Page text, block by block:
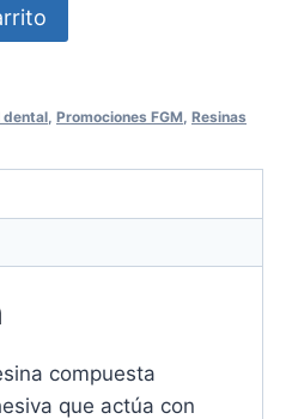
dental, Promociones FGM, Resinas
compuesta
que actúa con